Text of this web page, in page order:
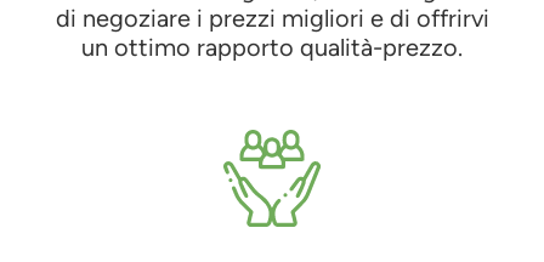
di negoziare i prezzi migliori e di offrirvi
un ottimo rapporto qualità-prezzo.